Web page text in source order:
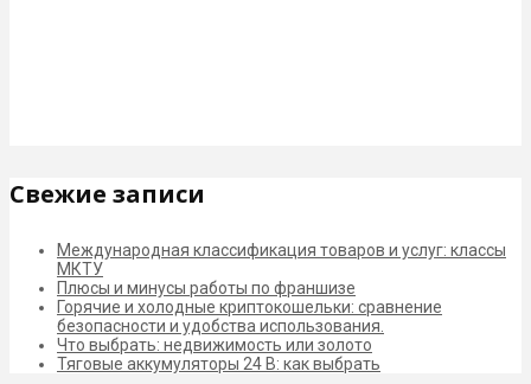
Свежие записи
Международная классификация товаров и услуг: классы
МКТУ
Плюсы и минусы работы по франшизе
Горячие и холодные криптокошельки: сравнение
безопасности и удобства использования.
Что выбрать: недвижимость или золото
Тяговые аккумуляторы 24 В: как выбрать